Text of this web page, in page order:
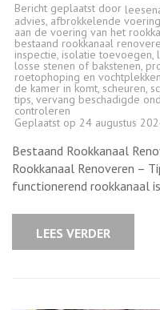
Bericht geplaatst door
advies, afbrokkelende
aan de voering van het
bestaand rookkanaal
inspectie, isolatie toevoegen,
losse stenen of bakstenen,
roetophoping en vochtplekken
de kamer in komt, scheuren,
tips, vervang beschadigde
controleren
Geplaatst op 24 augustus
Bestaand Rookkanaal
Rookkanaal Renoveren –
functionerend rookkanaal
LEES VERDER